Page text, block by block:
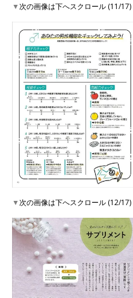
▼次の画像は下へスクロール (11/17)
▼次の画像は下へスクロール (12/17)